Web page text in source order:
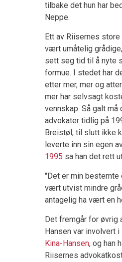
tilbake det hun har
Neppe.
Ett av Riisernes
vært umåtelig
sett seg tid til å nyte
formue. I stedet har
etter mer, mer og
mer har selvsagt
vennskap. Så galt
advokater tidlig på
Breistøl, til slutt ikke
leverte inn sin egen
1995 sa han det rett
"Det er min bestemte
vært utvist mindre
antagelig ha vært en
Det fremgår for øvrig
Hansen var involvert i
Kina-Hansen, og han
Riisernes